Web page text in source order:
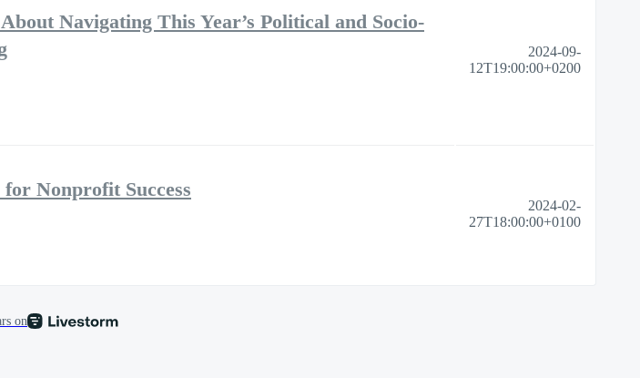
Navigating This Year’s Political and Socio-
2024-09-
12T19:00:00+0200
Nonprofit Success
2024-02-
27T18:00:00+0100
on